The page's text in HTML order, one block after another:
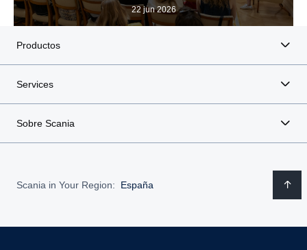
22 jun 2026
Productos
Services
Sobre Scania
Scania in Your Region: España